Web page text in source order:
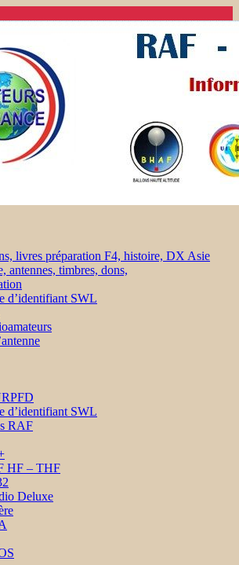
livres préparation F4, histoire, DX Asie
antennes, timbres, dons,
d’identifiant SWL
d’identifiant SWL
RAF
HF – THF
Deluxe